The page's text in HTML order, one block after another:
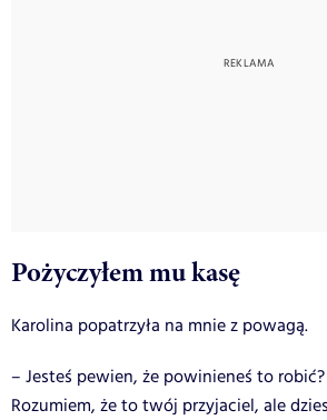
Pożyczyłem mu kasę
Karolina popatrzyła na mnie z powagą.
– Jesteś pewien, że powinieneś to robić?
Rozumiem, że to twój przyjaciel, ale